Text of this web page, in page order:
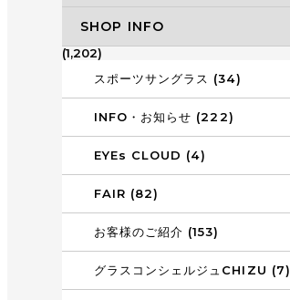
SHOP INFO
(1,202)
スポーツサングラス (34)
INFO・お知らせ (222)
EYEs CLOUD (4)
FAIR (82)
お客様のご紹介 (153)
グラスコンシェルジュCHIZU (7)